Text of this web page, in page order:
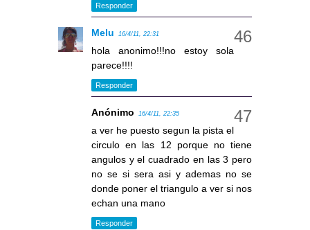
Responder
Melu 16/4/11, 22:31
hola anonimo!!!no estoy sola
parece!!!!
Responder
Anónimo 16/4/11, 22:35
a ver he puesto segun la pista el
circulo en las 12 porque no tiene
angulos y el cuadrado en las 3 pero
no se si sera asi y ademas no se
donde poner el triangulo a ver si nos
echan una mano
Responder